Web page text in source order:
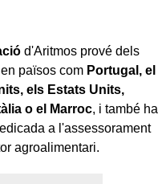
d'Aritmos prové dels
països com Portugal, el
els Estats Units,
o el Marroc, i també ha
a l'assessorament
agroalimentari.